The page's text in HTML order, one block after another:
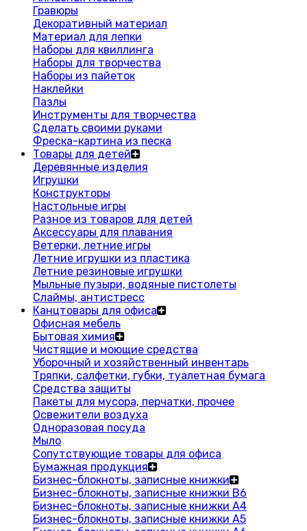
Гравюры
Декоративный материал
Материал для лепки
Наборы для квиллинга
Наборы для творчества
Наборы из пайеток
Наклейки
Пазлы
Инструменты для творчества
Сделать своими руками
Фреска-картина из песка
Товары для детей
Деревянные изделия
Игрушки
Конструкторы
Настольные игры
Разное из товаров для детей
Аксессуары для плавания
Ветерки, летние игры
Летние игрушки из пластика
Летние резиновые игрушки
Мыльные пузыри, водяные пистолеты
Слаймы, антистресс
Канцтовары для офиса
Офисная мебель
Бытовая химия
Чистящие и моющие средства
Уборочный и хозяйственный инвентарь
Тряпки, салфетки, губки, туалетная бумага
Средства защиты
Пакеты для мусора, перчатки, прочее
Освежители воздуха
Одноразовая посуда
Мыло
Сопутствующие товары для офиса
Бумажная продукция
Бизнес-блокноты, записные книжки
Бизнес-блокноты, записные книжки В6
Бизнес-блокноты, записные книжки A4
Бизнес-блокноты, записные книжки А5